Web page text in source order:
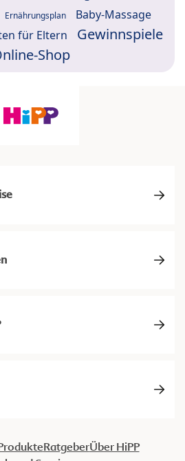
Ernährungsplan Baby-Massage
für Eltern
Gewinnspiele
Shop
RatgeberÜber HiPP